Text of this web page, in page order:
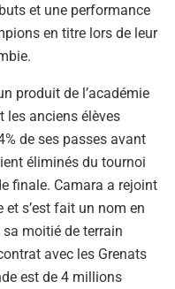
et une performance
en titre lors de leur
produit de l’académie
les anciens élèves
de ses passes avant
éliminés du tournoi
finale. Camara a rejoint
et s’est fait un nom en
moitié de terrain
avec les Grenats
est de 4 millions